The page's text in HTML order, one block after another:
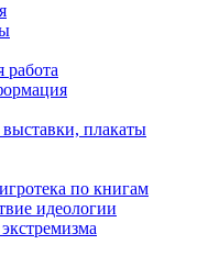
работа
плакаты
по книгам
идеологии